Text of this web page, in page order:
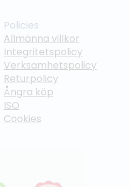
Policies
Allmänna villkor
Integritetspolicy
Verksamhetspolicy
Returpolicy
Ångra köp
ISO
Cookies